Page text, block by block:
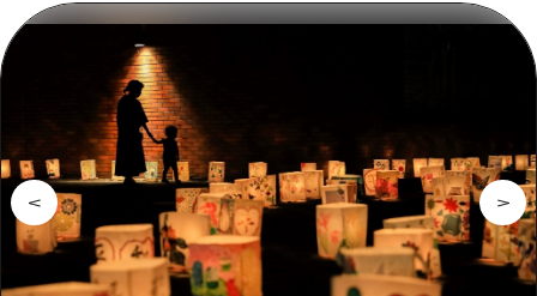
บทความเด่น
รายการ
คำแนะนำ
ศิลปะ
งานอีเว้นท์ / เทศกาล
คอร์สตัวอย่าง
รายการ
คู่มือ Dive! Hiroshima
ฮิโรชิม่า โมชิ โมชิ ทราเวล
จุดหมายปลายทาง
รายการ
อีเว้นท์